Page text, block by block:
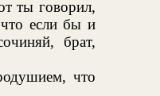
ты говорил,
если бы и
брат,
что